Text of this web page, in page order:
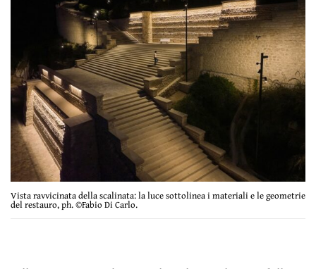
Vista ravvicinata della scalinata: la luce sottolinea i materiali e le geometrie
del restauro, ph. ©Fabio Di Carlo.